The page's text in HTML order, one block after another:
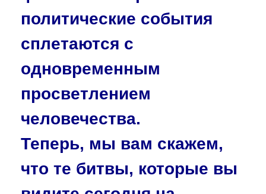
политические события
сплетаются с
одновременным
просветлением
человечества.
Теперь, мы вам скажем,
что те битвы, которые вы